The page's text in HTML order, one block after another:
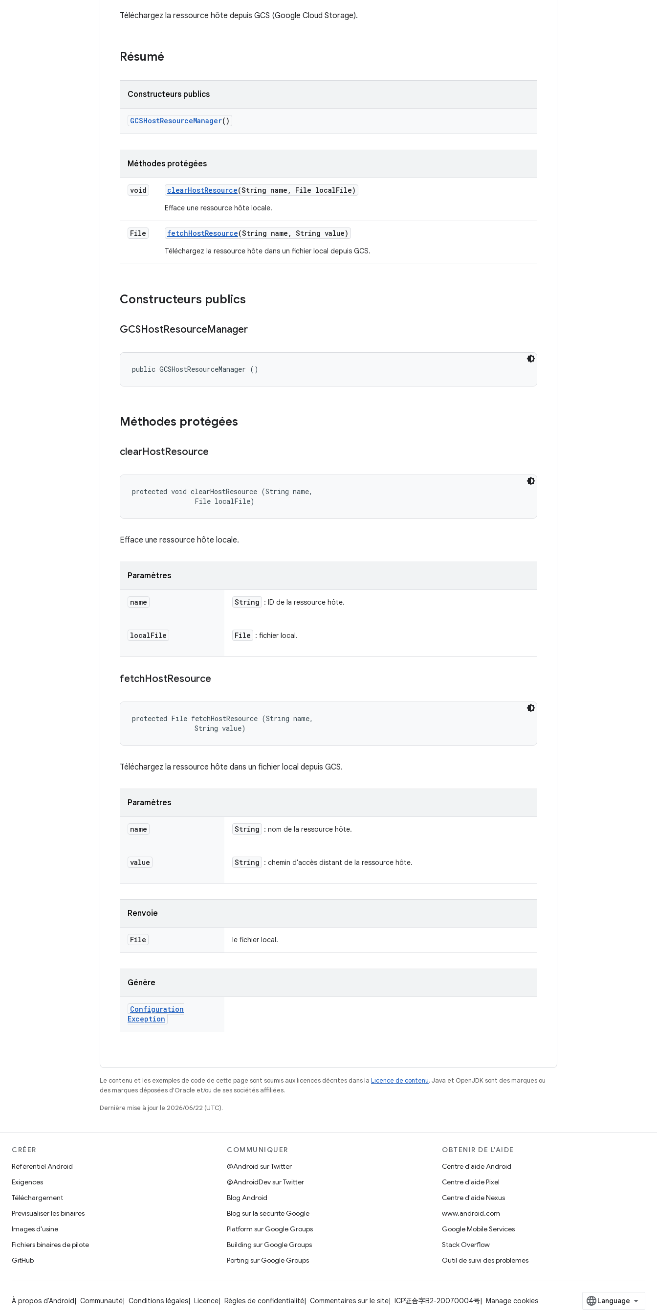
Téléchargez la ressource hôte depuis GCS (Google Cloud Storage).
Résumé
Constructeurs publics
GCSHostResourceManager()
Méthodes protégées
void clearHostResource(String name , File localFile)
Efface une ressource hôte locale.
File fetchHostResource(String name , String value)
Téléchargez la ressource hôte dans un fichier local depuis GCS.
Constructeurs publics
GCSHostResourceManager
public GCSHostResourceManager ()
Méthodes protégées
clearHostResource
protected void clearHostResource (String name,
                File localFile)
Efface une ressource hôte locale.
Paramètres
name String : ID de la ressource hôte.
localFile File : fichier local.
fetchHostResource
protected File fetchHostResource (String name,
                String value)
Téléchargez la ressource hôte dans un fichier local depuis GCS.
Paramètres
name String : nom de la ressource hôte.
value String : chemin d'accès distant de la ressource hôte.
Renvoie
File le fichier local.
Génère
Configuration
Exception
Le contenu et les exemples de code de cette page sont soumis aux licences décrites dans la Licence de contenu. Java et OpenJDK sont des marques ou
des marques déposées d'Oracle et/ou de ses sociétés affiliées.
Dernière mise à jour le 2026/06/22 (UTC).
CRÉER
Référentiel Android
Exigences
Téléchargement
Prévisualiser les binaires
Images d'usine
Fichiers binaires de pilote
GitHub
COMMUNIQUER
@Android sur Twitter
@AndroidDev sur Twitter
Blog Android
Blog sur la sécurité Google
Platform sur Google Groups
Building sur Google Groups
Porting sur Google Groups
OBTENIR DE L'AIDE
Centre d'aide Android
Centre d'aide Pixel
Centre d'aide Nexus
www.android.com
Google Mobile Services
Stack Overflow
Outil de suivi des problèmes
À propos d'Android Communauté Conditions légales Licence Règles de confidentialité Commentaires sur le site ICP证合字B2-20070004号 Manage cookies